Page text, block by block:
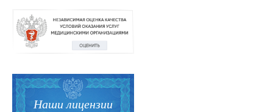
Наши лицензии